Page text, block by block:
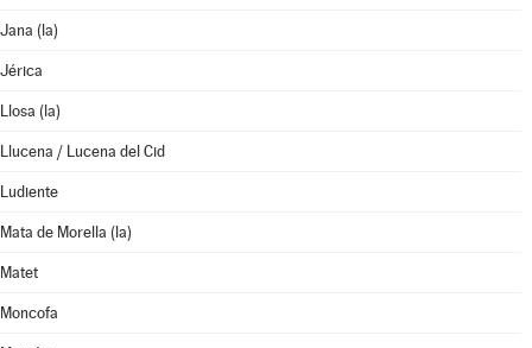
Jana (la)
Jérica
Llosa (la)
Llucena / Lucena del Cid
Ludiente
Mata de Morella (la)
Matet
Moncofa